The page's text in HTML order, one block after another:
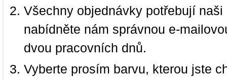
Všechny objednávky potřebují
nabídněte nám správnou e-
dvou pracovních dnů.
Vyberte prosím barvu, kterou jste